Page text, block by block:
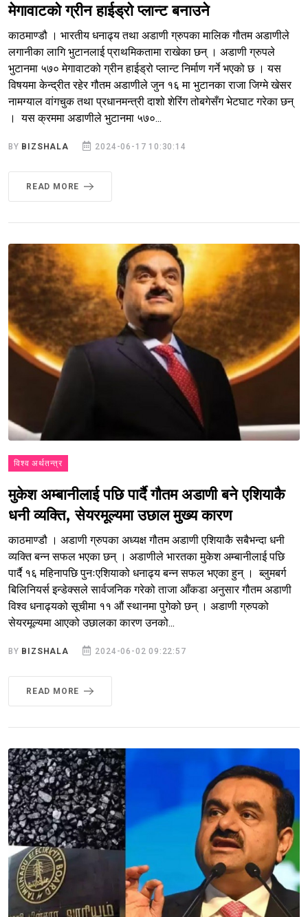
मेगावाटको ग्रीन हाईड्रो प्लान्ट बनाउने
काठमाण्डौ । भारतीय धनाढ्य तथा अडाणी ग्रुपका मालिक गौतम अडाणीले
लगानीका लागि भुटानलाई प्राथमिकतामा राखेका छन् । अडाणी ग्रुपले
भुटानमा ५७० मेगावाटको ग्रीन हाईड्रो प्लान्ट निर्माण गर्ने भएको छ । यस
विषयमा केन्द्रीत रहेर गौतम अडाणीले जुन १६ मा भुटानका राजा जिग्मे खेसर
नामग्याल वांगचुक तथा प्रधानमन्त्री दाशो शेरिंग तोबगेसँग भेटघाट गरेका छन्
। यस क्रममा अडाणीले भुटानमा ५७०...
BY BIZSHALA 2024-06-17 10:30:14
READ MORE
विश्व अर्थतन्त्र
मुकेश अम्बानीलाई पछि पार्दै गौतम अडाणी बने एशियाकै
धनी व्यक्ति, सेयरमूल्यमा उछाल मुख्य कारण
काठमाण्डौ । अडाणी ग्रुपका अध्यक्ष गौतम अडाणी एशियाकै सबैभन्दा धनी
व्यक्ति बन्न सफल भएका छन् । अडाणीले भारतका मुकेश अम्बानीलाई पछि
पार्दै १६ महिनापछि पुनःएशियाको धनाढ्य बन्न सफल भएका हुन् । ब्लुमबर्ग
बिलिनियर्स इन्डेक्सले सार्वजनिक गरेको ताजा आँकडा अनुसार गौतम अडाणी
विश्व धनाढ्यको सूचीमा ११ औं स्थानमा पुगेको छन् । अडाणी ग्रुपको
सेयरमूल्यमा आएको उछालका कारण उनको...
BY BIZSHALA 2024-06-02 09:22:57
READ MORE